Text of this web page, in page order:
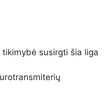
susirgti šia liga